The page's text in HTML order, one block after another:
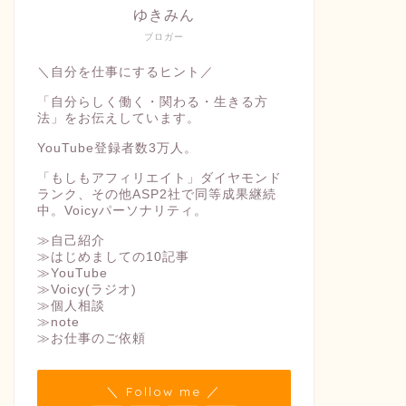
ブロガー
ゆきみん
＼自分を仕事にするヒント／
「自分らしく働く・関わる・生きる方
法」をお伝えしています。
YouTube登録者数3万人。
「もしもアフィリエイト」ダイヤモンド
ランク、その他ASP2社で同等成果継続
中。Voicyパーソナリティ。
≫自己紹介
≫はじめましての10記事
≫YouTube
≫Voicy(ラジオ)
≫個人相談
≫note
≫お仕事のご依頼
＼ Follow me ／